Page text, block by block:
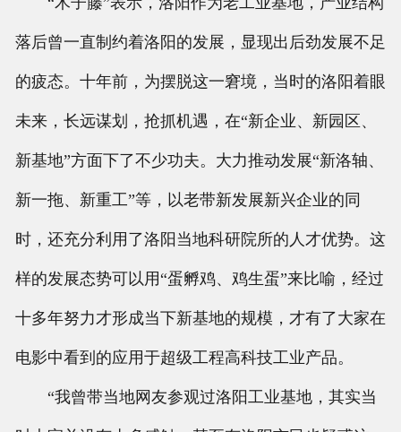
落后曾一直制约着洛阳的发展，显现出后劲发展不足
的疲态。十年前，为摆脱这一窘境，当时的洛阳着眼
未来，长远谋划，抢抓机遇，在“新企业、新园区、
新基地”方面下了不少功夫。大力推动发展“新洛轴、
新一拖、新重工”等，以老带新发展新兴企业的同
时，还充分利用了洛阳当地科研院所的人才优势。这
样的发展态势可以用“蛋孵鸡、鸡生蛋”来比喻，经过
十多年努力才形成当下新基地的规模，才有了大家在
电影中看到的应用于超级工程高科技工业产品。
“我曾带当地网友参观过洛阳工业基地，其实当